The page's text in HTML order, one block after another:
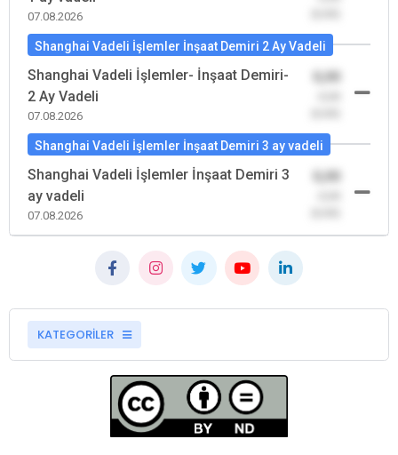
07.08.2026
Shanghai Vadeli İşlemler İnşaat Demiri 2 Ay Vadeli
Shanghai Vadeli İşlemler- İnşaat Demiri-
2 Ay Vadeli
07.08.2026
Shanghai Vadeli İşlemler İnşaat Demiri 3 ay vadeli
Shanghai Vadeli İşlemler İnşaat Demiri 3
ay vadeli
07.08.2026
KATEGORİLER